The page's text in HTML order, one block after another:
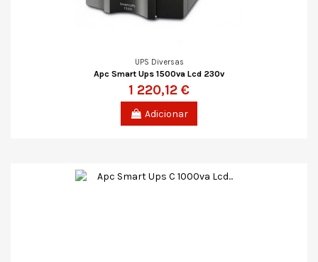
UPS Diversas
Apc Smart Ups 1500va Lcd 230v
1 220,12 €
Adicionar